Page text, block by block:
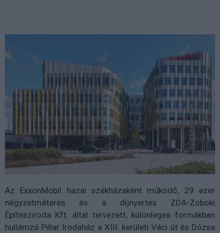
Az ExxonMobil hazai székházaként működő, 29 ezer
négyzetméteres és a díjnyertes ZDA-Zoboki
Építésziroda Kft. által tervezett, különleges formákban
hullámzó Pillar Irodaház a XIII. kerületi Váci út és Dózsa